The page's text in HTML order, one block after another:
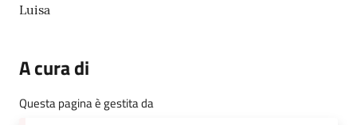
Luisa
A cura di
Questa pagina è gestita da